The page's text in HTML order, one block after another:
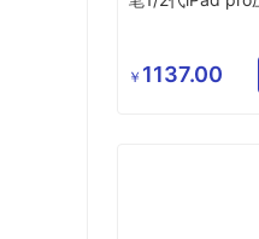
￥ 1137.00